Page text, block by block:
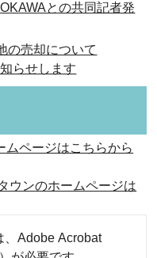
との共同記者発
の売却について
らせします
ムページはこちらから
ウンのホームページは
、Adobe Acrobat